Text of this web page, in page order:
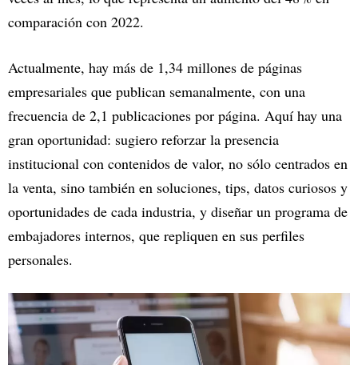
comparación con 2022.
Actualmente, hay más de 1,34 millones de páginas
empresariales que publican semanalmente, con una
frecuencia de 2,1 publicaciones por página. Aquí hay una
gran oportunidad: sugiero reforzar la presencia
institucional con contenidos de valor, no sólo centrados en
la venta, sino también en soluciones, tips, datos curiosos y
oportunidades de cada industria, y diseñar un programa de
embajadores internos, que repliquen en sus perfiles
personales.